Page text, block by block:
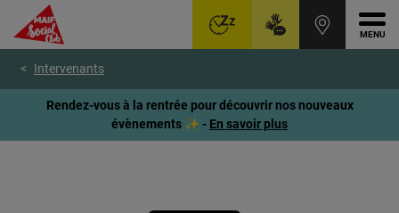
contenu
page
Intervenants
Rendez-vous à la rentrée pour découvrir nos nouveaux
évènements ✨ - En savoir plus